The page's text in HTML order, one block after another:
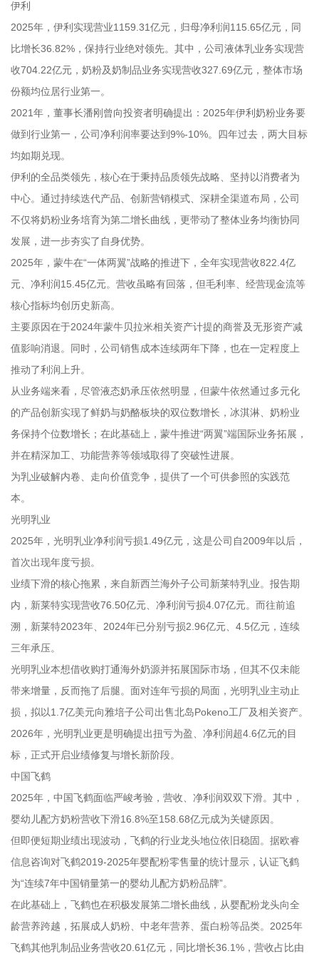
伊利
2025年，伊利实现营业1159.31亿元，归母净利润115.65亿元，同
比增长36.82%，保持行业绝对领先。其中，公司液体乳业务实现营
收704.22亿元，奶粉及奶制品业务实现营收327.69亿元，整体市场
份额均位居行业第一。
2021年，董事长潘刚曾向投资者明确提出：2025年伊利奶粉业务要
做到行业第一，公司净利润率要达到9%-10%。四年过去，两大目标
均如期兑现。
伊利的全品类领先，核心在于秉持品质领先战略、坚持以消费者为
中心。通过持续迭代产品、创新营销模式、深耕全渠道布局，公司
不仅将奶粉业务培育为第二增长曲线，更带动了整体业务均衡协同
发展，进一步夯实了自身优势。
2025年，蒙牛在“一体两翼”战略的推进下，全年实现营收822.4亿
元、净利润15.45亿元。营收虽略有回落，但毛利率、经营现金流等
核心指标均创历史新高。
主要原因在于2024年蒙牛贝拉米相关资产计提的商誉及无形资产减
值影响消退。同时，公司销售成本连续两年下降，也在一定程度上
推动了利润上升。
从业务端来看，尽管液态奶承压依然明显，但蒙牛依然通过多元化
的产品创新实现了鲜奶与奶酪板块的双位数增长，冰淇淋、奶粉业
务保持个位数增长；在此基础上，蒙牛推进“两翼”端国际业务拓展，
并在精深加工、功能营养等领域取得了突破性进展。
为乳业破解内卷、走向价值竞争，提供了一个可供参照的实践范
本。
光明乳业
2025年，光明乳业净利润亏损1.49亿元，这是公司自2009年以后，
首次出现年度亏损。
业绩下滑的核心拖累，来自新西兰海外子公司新莱特乳业。报告期
内，新莱特实现营收76.50亿元、净利润亏损4.07亿元。而往前追
溯，新莱特2023年、2024年已分别亏损2.96亿元、4.5亿元，连续
三年承压。
光明乳业本想借收购打通海外奶源并拓展国际市场，但其不仅未能
带来增量，反而拖了后腿。面对连年亏损的局面，光明乳业主动止
损，拟以1.7亿美元向雅培子公司出售北岛Pokeno工厂及相关资产。
2026年，光明乳业更是明确提出扭亏为盈、净利润超4.6亿元的目
标，正式开启业绩修复与增长新阶段。
中国飞鹤
2025年，中国飞鹤面临严峻考验，营收、净利润双双下滑。其中，
婴幼儿配方奶粉营收下滑16.8%至158.68亿元成为关键原因。
但即便短期业绩出现波动，飞鹤的行业龙头地位依旧稳固。据欧睿
信息咨询对飞鹤2019-2025年婴配粉零售量的统计显示，认证飞鹤
为“连续7年中国销量第一的婴幼儿配方奶粉品牌”。
在此基础上，飞鹤也在积极发展第二增长曲线，从婴配粉龙头向全
龄营养跨越，拓展成人奶粉、中老年营养、蛋白粉等品类。2025年
飞鹤其他乳制品业务营收20.61亿元，同比增长36.1%，营收占比由